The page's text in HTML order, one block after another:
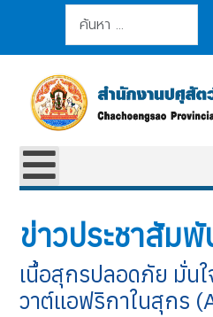
การค้นหา
ข่าวประชาสัม
เนื้อสุกรปลอดภัย มั่นใ
วาต์แอฟริกาในสุกร